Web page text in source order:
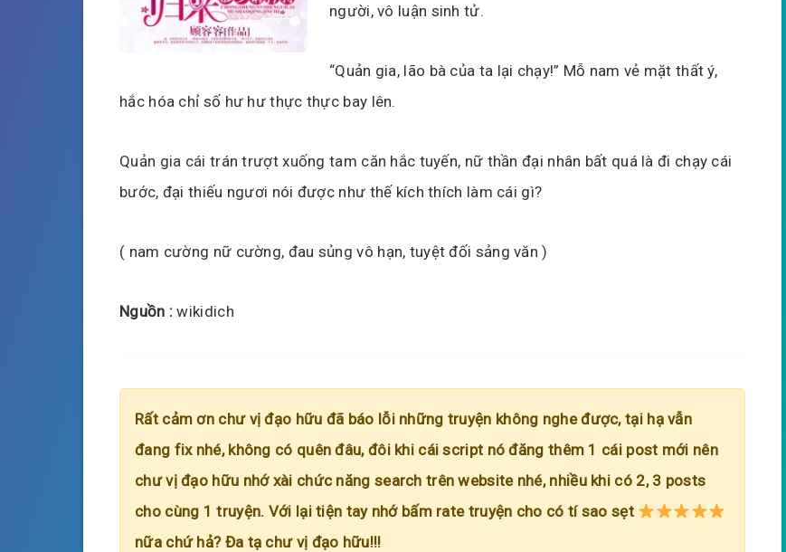
người, vô luận sinh tử.
“Quản gia, lão bà của ta lại chạy!” Mỗ nam vẻ mặt thất ý,
hắc hóa chỉ số hư hư thực thực bay lên.
Quản gia cái trán trượt xuống tam căn hắc tuyến, nữ thần đại nhân bất quá là đi chạy cái
bước, đại thiếu ngươi nói được như thế kích thích làm cái gì?
( nam cường nữ cường, đau sủng vô hạn, tuyệt đối sảng văn )
Nguồn :wikidich
Rất cảm ơn chư vị đạo hữu đã báo lỗi những truyện không nghe được, tại hạ vẫn
đang fix nhé, không có quên đâu, đôi khi cái script nó đăng thêm 1 cái post mới nên
chư vị đạo hữu nhớ xài chức năng search trên website nhé, nhiều khi có 2, 3 posts
cho cùng 1 truyện. Với lại tiện tay nhớ bấm rate truyện cho có tí sao sẹt
nữa chứ hả? Đa tạ chư vị đạo hữu!!!